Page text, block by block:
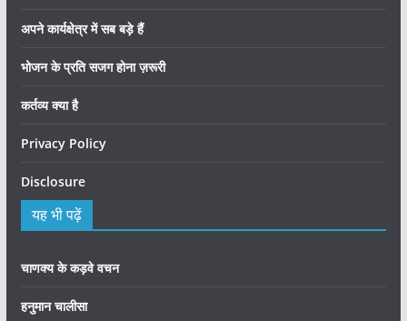
अपने कार्यक्षेत्र में सब बड़े हैं
भोजन के प्रति सजग होना ज़रूरी
कर्तव्य क्या है
Privacy Policy
Disclosure
यह भी पढ़ें
चाणक्य के कड़वे वचन
हनुमान चालीसा